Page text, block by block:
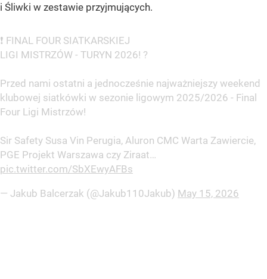
i Śliwki w zestawie przyjmujących.
❗️ FINAL FOUR SIATKARSKIEJ
LIGI MISTRZÓW - TURYN 2026! ?
Przed nami ostatni a jednocześnie najważniejszy weekend
klubowej siatkówki w sezonie ligowym 2025/2026 - Final
Four Ligi Mistrzów!
Sir Safety Susa Vin Perugia, Aluron CMC Warta Zawiercie,
PGE Projekt Warszawa czy Ziraat…
pic.twitter.com/SbXEwyAFBs
— Jakub Balcerzak (@Jakub110Jakub) May 15, 2026